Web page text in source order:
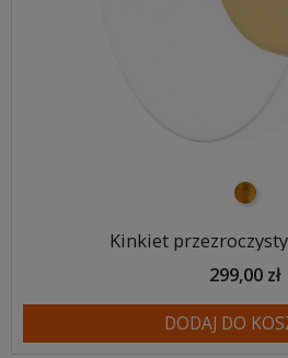
złoty
Kinkiet
299,00 zł
DODAJ DO